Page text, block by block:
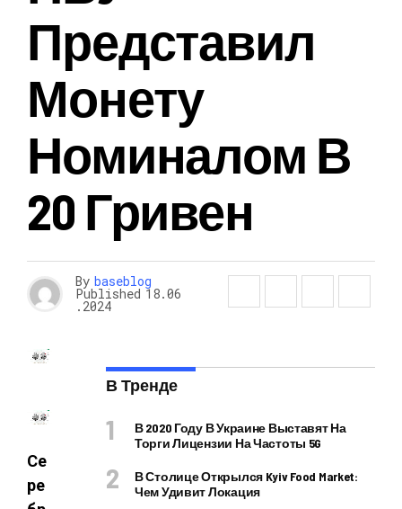
Представил
Монету
Номиналом В
20 Гривен
By baseblog
Published 18.06
.2024
Се
ре
В Тренде
В 2020 Году В Украине Выставят На
Торги Лицензии На Частоты 5G
В Столице Открылся Kyiv Food Market:
Чем Удивит Локация